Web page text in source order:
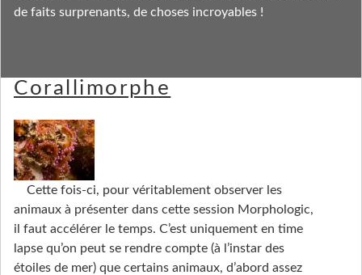
Corallimorphe
Cette fois-ci, pour véritablement observer les
animaux à présenter dans cette session Morphologic,
il faut accélérer le temps. C’est uniquement en time
lapse qu’on peut se rendre compte (à l’instar des
étoiles de mer) que certains animaux, d’abord assez
de faits surprenants, de choses incroyables !